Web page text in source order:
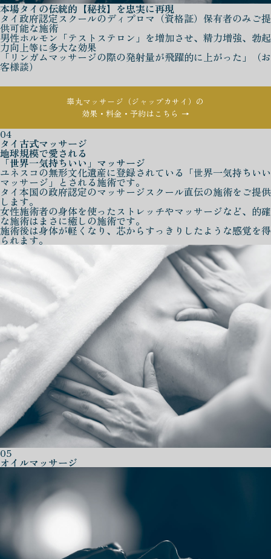
本場タイの伝統的【秘技】を忠実に再現
タイ政府認定スクールのディプロマ（資格証）保有者のみご提
供可能な施術
男性ホルモン「テストステロン」を増加させ、精力増強、勃起
力向上等に多大な効果
「リンガムマッサージの際の発射量が飛躍的に上がった」（お
客様談）
睾丸マッサージ（ジャップカサイ）の
効果・料金・予約はこちら →
04
タイ古式マッサージ
地球規模で愛される
「世界一気持ちいい」マッサージ
ユネスコの無形文化遺産に登録されている「世界一気持ちいい
マッサージ」とされる施術です。
タイ本国の政府認定のマッサージスクール直伝の施術をご提供
します。
女性施術者の身体を使ったストレッチやマッサージなど、的確
な施術はまさに癒しの施術です。
施術後は身体が軽くなり、芯からすっきりしたような感覚を得
られます。
05
オイルマッサージ